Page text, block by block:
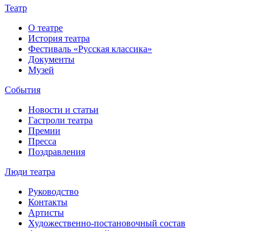
Театр
О театре
История театра
Фестиваль «Русская классика»
Документы
Музей
События
Новости и статьи
Гастроли театра
Премии
Пресса
Поздравления
Люди театра
Руководство
Контакты
Артисты
Художественно-постановочный состав